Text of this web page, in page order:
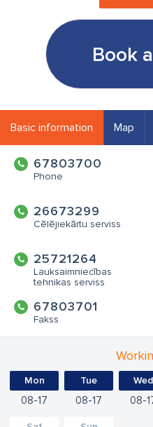
Book
Basic information Map
67803700
Phone
26673299
Cēlējiekārtu serviss
25721264
Lauksaimniecības
tehnikas serviss
67803701
Fakss
Mon
08 17
Tue
08 17
Wed
08